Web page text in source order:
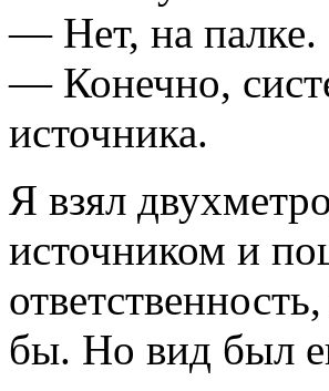
— Нет, на палке.
— Конечно,
источника.
Я взял
источником и
бы. Но вид был